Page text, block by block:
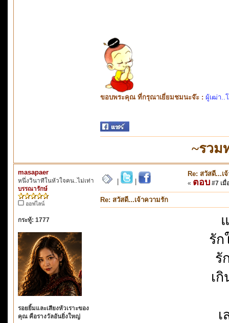
ขอบพระคุณ ที่กรุณาเยี่ยมชมนะจ๊ะ : ผู้เฒ่า..
~รวม
masapaer
หนึ่งวินาทีในหัวใจคน..ไม่เท่า
บรรณารักษ์
ออฟไลน์
กระทู้: 1777
รอยยิ้มและเสียงหัวเราะของ
คุณ คือรางวัลอันยิ่งใหญ่
Re: สวัสดี...เ
« ตอบ #7 เมื่
Re: สวัสดี...เจ้าความรัก
รัก
รั
เ